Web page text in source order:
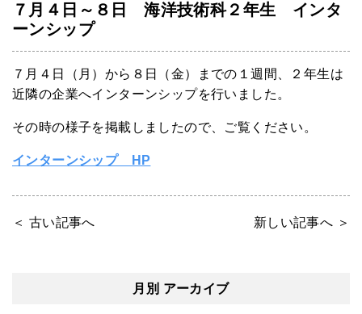
月別 アーカイブ
７月４日～８日 海洋技術科２年生 インタ
ーンシップ
７月４日（月）から８日（金）までの１週間、２年生は
近隣の企業へインターンシップを行いました。
その時の様子を掲載しましたので、ご覧ください。
インターンシップ HP
＜ 古い記事へ 新しい記事へ ＞